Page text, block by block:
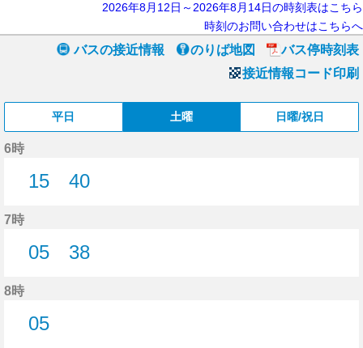
2026年8月12日～2026年8月14日の時刻表はこちら
時刻のお問い合わせはこちらへ
バスの接近情報 のりば地図
バス停時刻表
接近情報コード印刷
平日 土曜 日曜/祝日
6時
15
40
7時
05
38
8時
05